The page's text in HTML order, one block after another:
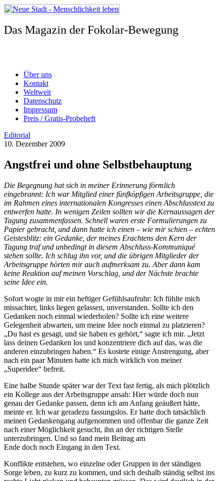
Zum
Inhalt
springen
Das Magazin der Fokolar-Bewegung
Über uns
Kontakt
Weltweit
Datenschutz
Impressum
Preis / Gratis-Probeheft
Editorial
10. Dezember 2009
Angstfrei und ohne Selbstbehauptung
Die Begegnung hat sich in meiner Erinnerung förmlich
eingebrannt: Ich war Mitglied einer fünfköpfigen Arbeitsgruppe, die
im Rahmen eines internationalen Kongresses einen Abschlusstext zu
entwerfen hatte. In wenigen Zeilen sollten wir die Kernaussagen der
Tagung zusammenfassen. Schnell waren erste Formulierungen zu
Papier gebracht, und dann hatte ich einen – wie mir schien – echten
Geistesblitz: ein Gedanke, der meines Erachtens den Kern der
Tagung traf und unbedingt in diesem Abschluss-Kommuniqué
stehen sollte. Ich schlug ihn vor, und die übrigen Mitglieder der
Arbeitsgruppe hörten mir auch aufmerksam zu. Aber dann kam
keine Reaktion auf meinen Vorschlag, und der Nächste brachte
seine Idee ein.
Sofort wogte in mir ein heftiger Gefühlsaufruhr: Ich fühlte mich
missachtet, links liegen gelassen, unverstanden. Sollte ich den
Gedanken noch einmal wiederholen? Sollte ich eine weitere
Gelegenheit abwarten, um meine Idee noch einmal zu platzieren?
„Du hast es gesagt, und sie haben es gehört,“ sagte ich mir. „Jetzt
lass deinen Gedanken los und konzentriere dich auf das, was die
anderen einzubringen haben.“ Es kostete einige Anstrengung, aber
nach ein paar Minuten hatte ich mich wirklich von meiner
„Superidee“ befreit.
Eine halbe Stunde später war der Text fast fertig, als mich plötzlich
ein Kollege aus der Arbeitsgruppe ansah: Hier würde doch nun
genau der Gedanke passen, denn ich am Anfang geäußert hätte,
meinte er. Ich war geradezu fassungslos. Er hatte doch tatsächlich
meinen Gedankengang aufgenommen und offenbar die ganze Zeit
nach einer Möglichkeit gesucht, ihn an der richtigen Stelle
unterzubringen. Und so fand mein Beitrag am
Ende doch noch Eingang in den Text.
Konflikte entstehen, wo einzelne oder Gruppen in der ständigen
Sorge leben, zu kurz zu kommen, und sich deshalb ständig selbst ins